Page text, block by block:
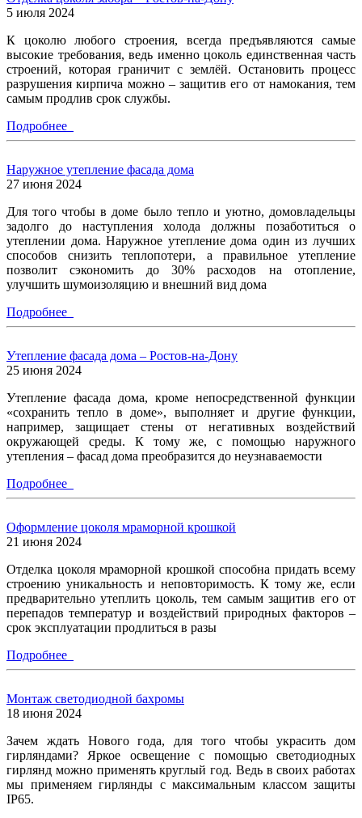
5 июля 2024
К цоколю любого строения, всегда предъявляются самые
высокие требования, ведь именно цоколь единственная часть
строений, которая граничит с землёй. Остановить процесс
разрушения кирпича можно – защитив его от намокания, тем
самым продлив срок службы.
Подробнее
Наружное утепление фасада дома
27 июня 2024
Для того чтобы в доме было тепло и уютно, домовладельцы
задолго до наступления холода должны позаботиться о
утеплении дома. Наружное утепление дома один из лучших
способов снизить теплопотери, а правильное утепление
позволит сэкономить до 30% расходов на отопление,
улучшить шумоизоляцию и внешний вид дома
Подробнее
Утепление фасада дома – Ростов-на-Дону
25 июня 2024
Утепление фасада дома, кроме непосредственной функции
«сохранить тепло в доме», выполняет и другие функции,
например, защищает стены от негативных воздействий
окружающей среды. К тому же, с помощью наружного
утепления – фасад дома преобразится до неузнаваемости
Подробнее
Оформление цоколя мраморной крошкой
21 июня 2024
Отделка цоколя мраморной крошкой способна придать всему
строению уникальность и неповторимость. К тому же, если
предварительно утеплить цоколь, тем самым защитив его от
перепадов температур и воздействий природных факторов –
срок эксплуатации продлиться в разы
Подробнее
Монтаж светодиодной бахромы
18 июня 2024
Зачем ждать Нового года, для того чтобы украсить дом
гирляндами? Яркое освещение с помощью светодиодных
гирлянд можно применять круглый год. Ведь в своих работах
мы применяем гирлянды с максимальным классом защиты
IP65.